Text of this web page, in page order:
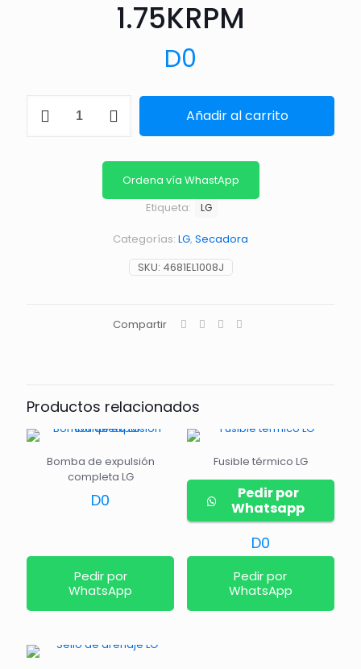
1.75KRPM
D0
PARA
Añadir al carrito
Ordena vía WhastApp
SKU: 4681EL1008J
Categorías: LG, Secadora
Etiqueta: LG
Compartir
Productos relacionados
Bomba de expulsión
completa LG
D0
Pedir por
WhatsApp
Fusible térmico LG
Pedir por
Whatsapp
D0
Pedir por
WhatsApp